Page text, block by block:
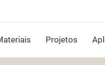
Projetos